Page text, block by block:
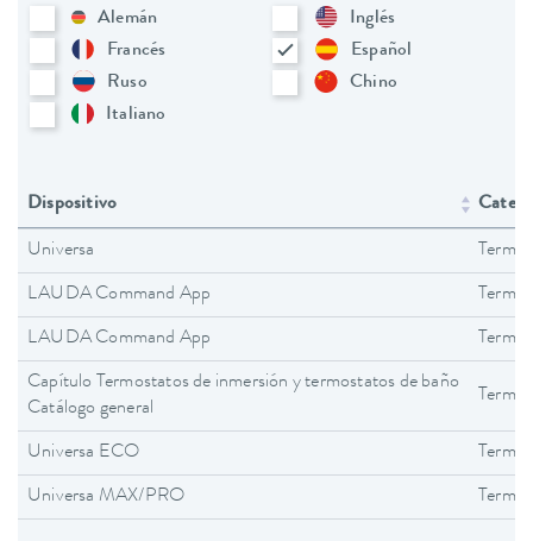
Alemán
Inglés
Francés
Español
Ruso
Chino
Italiano
Dispositivo
Universa
LAUDA Command App
LAUDA Command App
Capítulo Termostatos de inmersión y termostatos de baño
Catálogo general
Universa ECO
Universa MAX/PRO